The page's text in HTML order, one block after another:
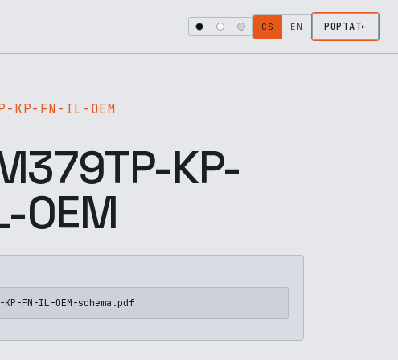
CS EN POPTAT
KP-FN-IL-OEM
KP-
OEM
KP-FN-IL-OEM-schema.pdf